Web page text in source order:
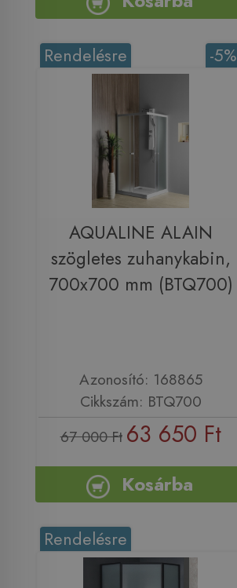
-5%
Rendelésre
AQUALINE ALAIN
szögletes zuhanykabin,
700x700 mm (BTQ700)
Azonosító: 168865
Cikkszám: BTQ700
67 000 Ft 63 650 Ft
Kosárba
Rendelésre